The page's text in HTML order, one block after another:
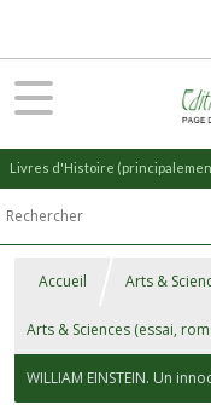
Accueil Arts &
Arts & Sciences (essai,
WILLIAM EINSTEIN. Un